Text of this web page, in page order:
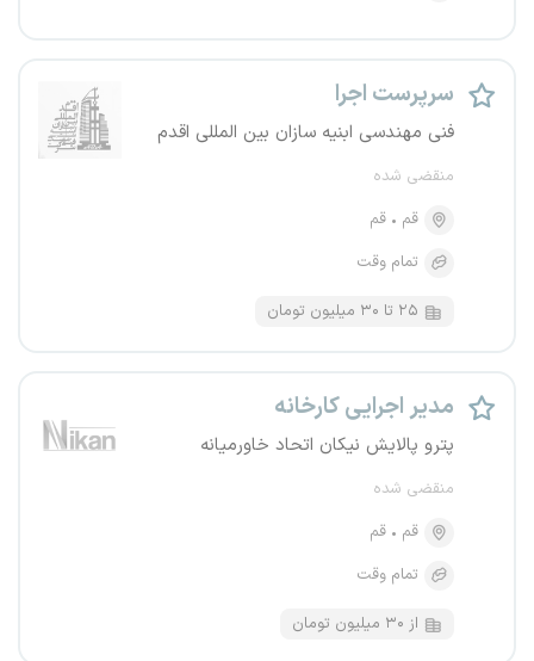
سرپرست اجرا
فنی مهندسی ابنیه سازان بین المللی اقدم
منقضی شده
قم
قم
تمام وقت
۲۵ تا ۳۰ میلیون تومان
مدیر اجرایی کارخانه
پترو پالایش نیکان اتحاد خاورمیانه
منقضی شده
قم
قم
تمام وقت
از ۳۰ میلیون تومان